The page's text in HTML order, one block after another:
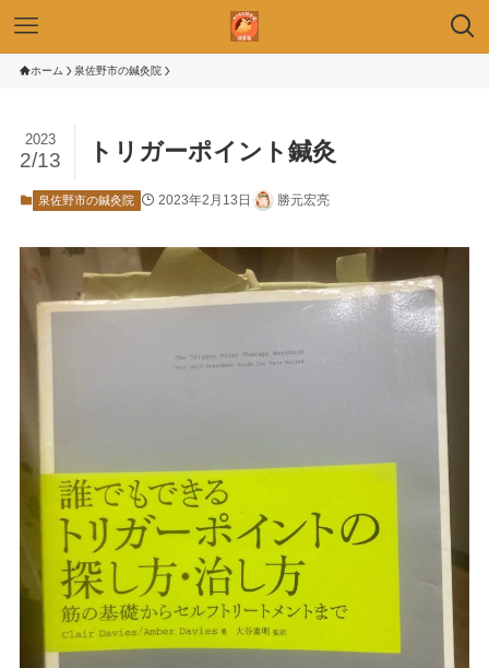
ホーム 泉佐野市の鍼灸院
トリガーポイント鍼灸
2023
2/13
泉佐野市の鍼灸院 2023年2月13日 勝元宏亮